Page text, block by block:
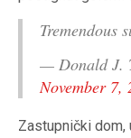
Tremendous
— Donald J.
November 7,
Zastupnički dom,